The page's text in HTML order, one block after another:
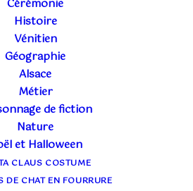
Cérémonie
Histoire
Vénitien
Géographie
Alsace
Métier
de fiction
Nature
et Halloween
CLAUS COSTUME
DE CHAT EN FOURRURE